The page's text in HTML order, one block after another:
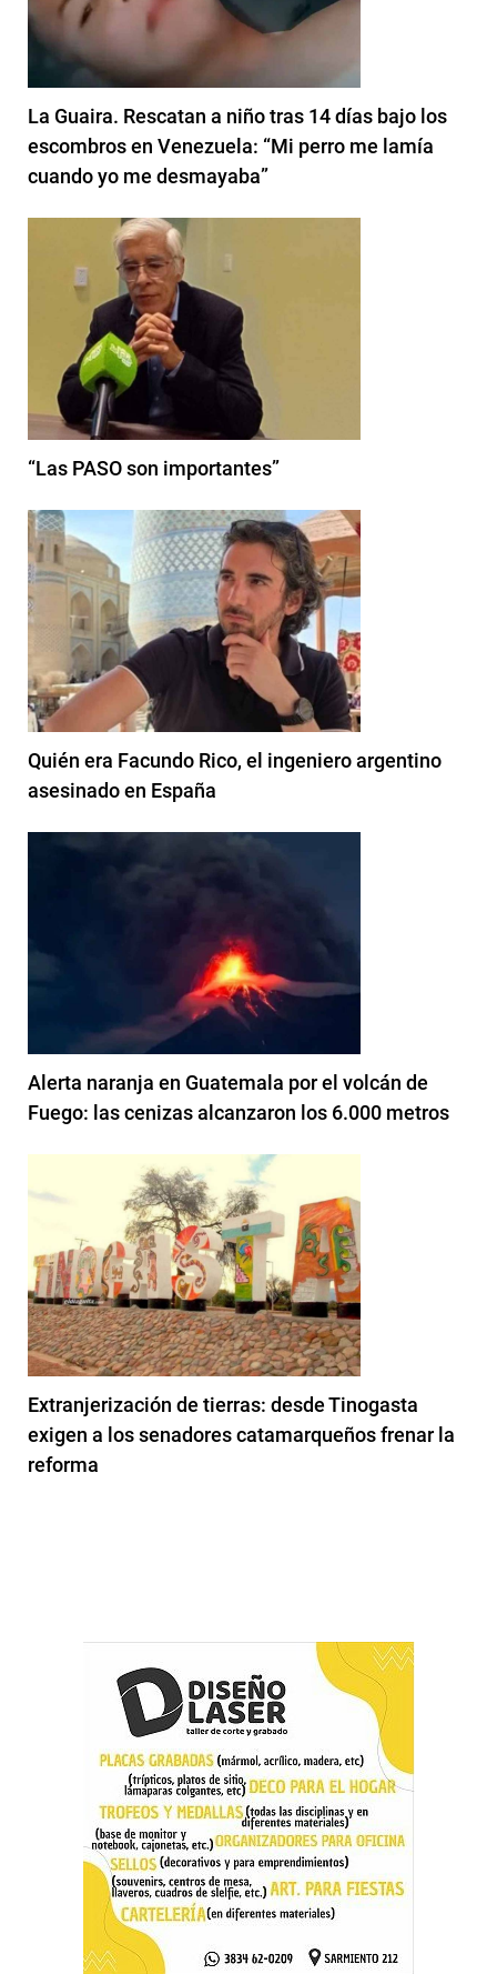
La Guaira. Rescatan a niño tras 14 días bajo los
escombros en Venezuela: “Mi perro me lamía
cuando yo me desmayaba”
“Las PASO son importantes”
Quién era Facundo Rico, el ingeniero argentino
asesinado en España
Alerta naranja en Guatemala por el volcán de
Fuego: las cenizas alcanzaron los 6.000 metros
Extranjerización de tierras: desde Tinogasta
exigen a los senadores catamarqueños frenar la
reforma